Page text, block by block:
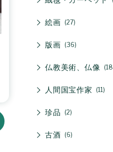
絵画 27
版画 36
仏教美術、仏像 18
人間国宝作家 11
珍品 2
古酒 6